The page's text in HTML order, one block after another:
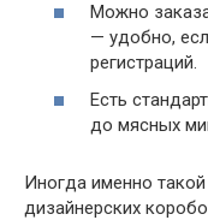
Можно
— удобно,
регистраций.
Есть
до мясных
Иногда именно
дизайнерских